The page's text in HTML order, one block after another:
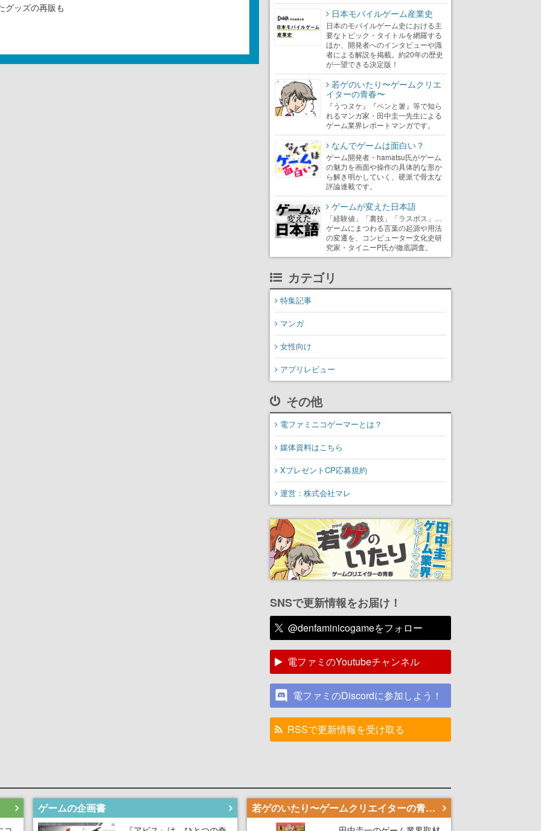
グッズの再販も
日本モバイルゲーム産業史
日本のモバイルゲーム史における主
要なトピック・タイトルを網羅する
ほか、開発者へのインタビューや識
者による解説を掲載。約20年の歴史
が一望できる決定版！
若ゲのいたり〜ゲームクリエ
イターの青春〜
『うつヌケ』『ペンと箸』等で知ら
れるマンガ家・田中圭一先生による
ゲーム業界レポートマンガです。
なんでゲームは面白い？
ゲーム開発者・hamatsu氏がゲーム
の魅力を画面や操作の具体的な形か
ら解き明かしていく、硬派で骨太な
評論連載です。
ゲームが変えた日本語
「経験値」「裏技」「ラスボス」…
ゲームにまつわる言葉の起源や用法
の変遷を、コンピューター文化史研
究家・タイニーP氏が徹底調査。
カテゴリ
特集記事
マンガ
女性向け
アプリレビュー
その他
電ファミニコゲーマーとは？
媒体資料はこちら
XプレゼントCP応募規約
運営：株式会社マレ
SNSで更新情報をお届け！
@denfaminicogameをフォロー
電ファミのYoutubeチャンネル
電ファミのDiscordに参加しよう！
RSSで更新情報を受け取る
ゲームの企画書 若ゲのいたり〜ゲームクリエイターの青春〜